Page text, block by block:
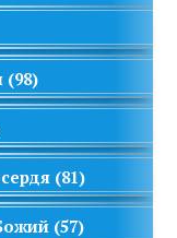
(98)
(81)
(57)